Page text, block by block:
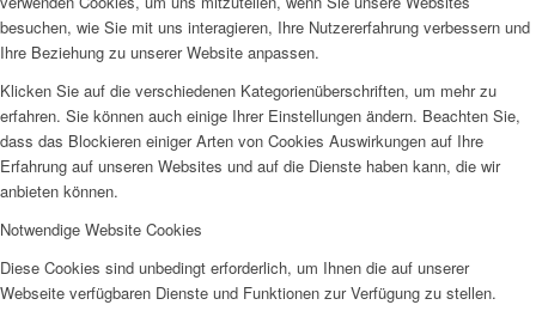
besuchen, wie Sie mit uns interagieren, Ihre Nutzererfahrung verbessern und
Ihre Beziehung zu unserer Website anpassen.
Klicken Sie auf die verschiedenen Kategorienüberschriften, um mehr zu
erfahren. Sie können auch einige Ihrer Einstellungen ändern. Beachten Sie,
dass das Blockieren einiger Arten von Cookies Auswirkungen auf Ihre
Erfahrung auf unseren Websites und auf die Dienste haben kann, die wir
anbieten können.
Notwendige Website Cookies
Diese Cookies sind unbedingt erforderlich, um Ihnen die auf unserer
Webseite verfügbaren Dienste und Funktionen zur Verfügung zu stellen.